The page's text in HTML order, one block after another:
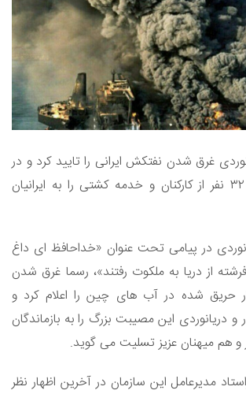
غرق شدن نفتکش ایرانی را تایید کرد و در
پیامی جان باختن ۳۲ نفر از کارکنان و خدمه کشتی را به ایرانیان
در پیامی تحت عنوان «خداحافظ ای داغ
دل نشسته؛ ۳۲ فرشته از دریا به ملکوت رفتند»، رسما غرق شدن
حریق شده در آب های چین را اعلام کرد و
دریانوردی این مصیبت بزرگ را به بازماندگان
و هم میهنان عزیز تسلیت می گوید.
مدیرعامل این سازمان در آخرین اظهار نظر